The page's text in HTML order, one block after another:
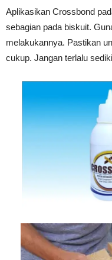
Aplikasikan Crossbond
sebagian pada biskuit.
melakukannya. Pastikan
cukup. Jangan terlalu